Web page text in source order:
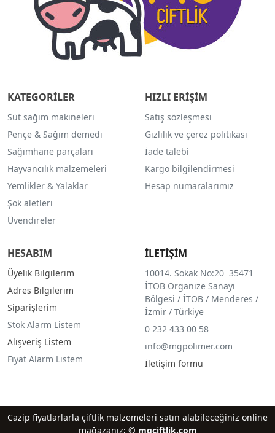
KATEGORİLER
Süt sağım makineleri
Pençe & Sağım demedi
Sağımhane parçaları
Hayvancılık malzemeleri
Yemlikler & Yalaklar
Şok aletleri
Üvendireler
HIZLI ERİŞİM
Satış sözleşmesi
Gizlilik ve çerez politikası
İade talebi
Kargo bilgilendirmesi
Hesap numaralarımız
HESABIM
Üyelik Bilgilerim
Adres Bilgilerim
Siparişlerim
Stok Alarm Listem
Alışveriş Listem
Fiyat Alarm Listem
İLETİŞİM
10014. Sokak No:20 35471
İTOB Organize Sanayi
Bölgesi / İTOB / Menderes /
İzmir / Türkiye
0 232 433 00 58
info@mgpolimer.com
İletişim formu
Cazip fiyatlarlarla çiftlik malzemeleri satın alabileceğiniz online
mağazanız; © mgciftlik.com